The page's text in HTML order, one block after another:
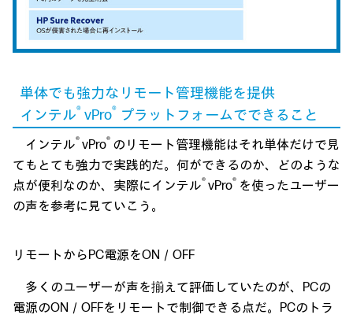
単体でも強力なリモート管理機能を提供
インテル® vPro® プラットフォームでできること
インテル®vPro® のリモート管理機能はそれ単体だけで見
てもとても強力で実践的だ。何ができるのか、どのような
点が便利なのか、実際にインテル®vPro® を使ったユーザー
の声を参考に見ていこう。
リモートからPC電源をON／OFF
多くのユーザーが声を揃えて評価していたのが、PCの
電源のON／OFFをリモートで制御できる点だ。PCのトラ